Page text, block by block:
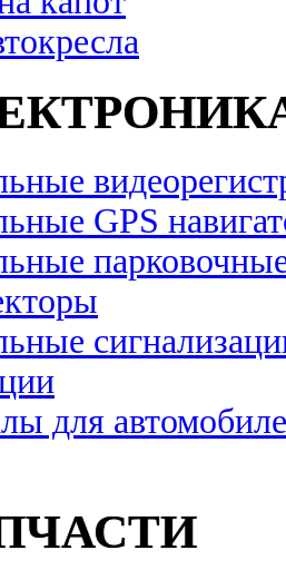
GPS
для